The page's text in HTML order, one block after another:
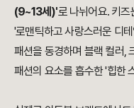
(9~13세)'로 나뉘어요. 키즈
'로맨틱하고 사랑스러운 디
패션을 동경하며 블랙 컬러,
패션의 요소를 흡수한 '힙한